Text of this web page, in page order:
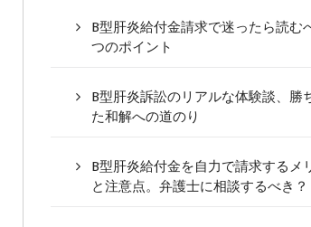
B型肝炎給付金請求で迷ったら読む
つのポイント
B型肝炎訴訟のリアルな体験談、勝
た和解への道のり
B型肝炎給付金を自力で請求するメ
と注意点。弁護士に相談するべき？